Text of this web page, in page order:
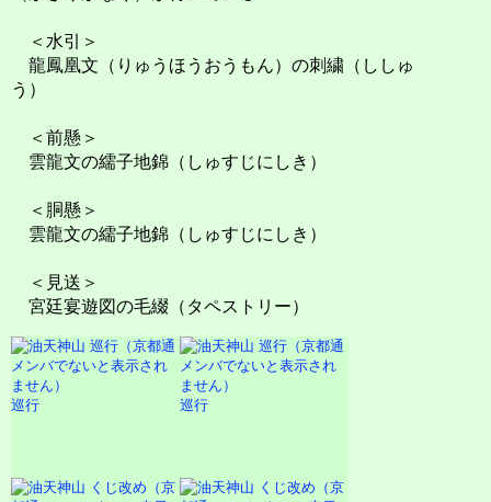
＜水引＞
龍鳳凰文（りゅうほうおうもん）の刺繍（ししゅ
う）
＜前懸＞
雲龍文の繻子地錦（しゅすじにしき）
＜胴懸＞
雲龍文の繻子地錦（しゅすじにしき）
＜見送＞
宮廷宴遊図の毛綴（タペストリー）
巡行 巡行